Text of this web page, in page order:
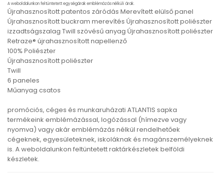
A weboldalunkon feltüntetett egységárak emblémázás nélküli árak.
Újrahasznosított patentos záródás Merevített elülső panel
Újrahasznosított buckram merevítés Újrahasznosított poliészter
izzadtságszalag Twill szövésű anyag Újrahasznosított poliészter
Retraze® újrahasznosított napellenző
100% Poliészter
Újrahasznosított poliészter
Twill
6 paneles
Műanyag csatos
promóciós, céges és munkaruházati ATLANTIS sapka
termékeink emblémázással, logózással (hímezve vagy
nyomva) vagy akár emblémázás nélkül rendelhetőek
cégeknek, egyesületeknek, iskoláknak és magánszemélyeknek
is. A weboldalunkon feltüntetett raktárkészletek belföldi
készletek.